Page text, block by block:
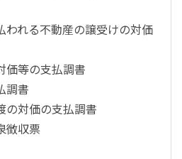
われる不動産の譲受けの対価
価等の支払調書
調書
の対価の支払調書
徴収票